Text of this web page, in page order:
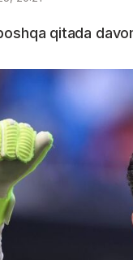
qitada